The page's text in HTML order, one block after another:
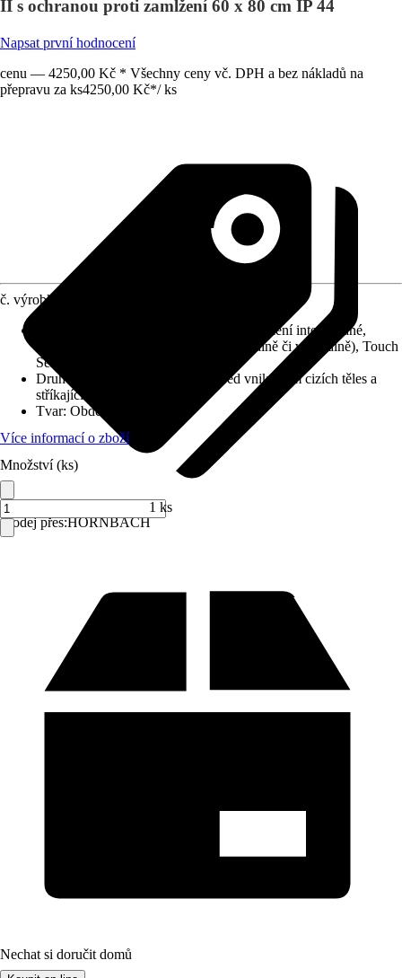
II s ochranou proti zamlžení 60 x 80 cm IP 44
Napsat první hodnocení
cenu — 4250,00 Kč * Všechny ceny vč. DPH a bez nákladů na
přepravu za ks4250,00 Kč*/ ks
Prodej přes:HORNBACH
č. výrobku
Systém Anti-Fog, Osvětlení integrované,
Reversibilní (je možné umístit horizontálně či vertikálně), Touch
Sensor, S hliníkovým rámem
Druh ochrany
IP 44 (chráněno před vniknutím cizích těles a
stříkající vody)
Tvar: Obdélníkový
Více informací o zboží
Množství (ks)
1 ks
Nechat si doručit domů